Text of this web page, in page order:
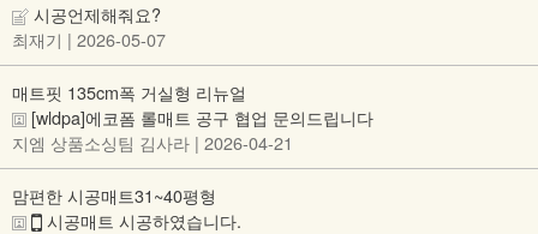
시공언제해줘요?
최재기 | 2026-05-07
매트핏 135cm폭 거실형 리뉴얼
[wldpa]에코폼 롤매트 공구 협업 문의드립니다
지엠 상품소싱팀 김사라 | 2026-04-21
맘편한 시공매트31~40평형
시공매트 시공하였습니다.